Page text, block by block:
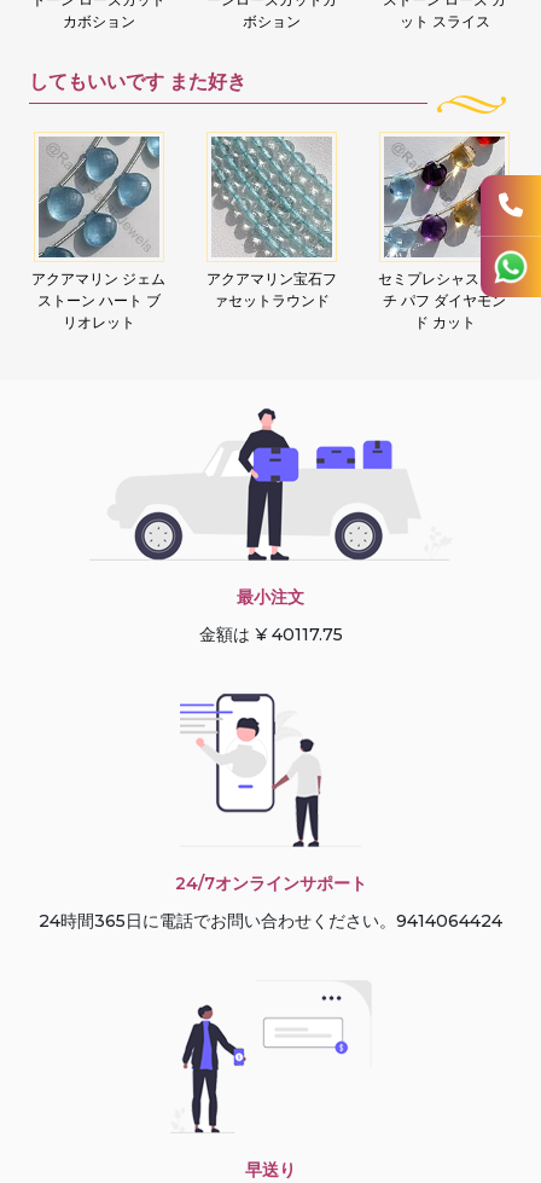
カボション
ボション
ット スライス
してもいいです また好き
アクアマリン ジェム
ストーン ハート ブ
リオレット
アクアマリン宝石フ
ァセットラウンド
セミプレシャス マル
チ パフ ダイヤモン
ド カット
最小注文
金額は ¥ 40117.75
24/7オンラインサポート
24時間365日に電話でお問い合わせください。9414064424
早送り